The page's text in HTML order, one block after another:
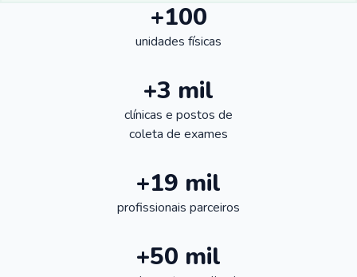
+100
unidades físicas
+3 mil
clínicas e postos de
coleta de exames
+19 mil
profissionais parceiros
+50 mil